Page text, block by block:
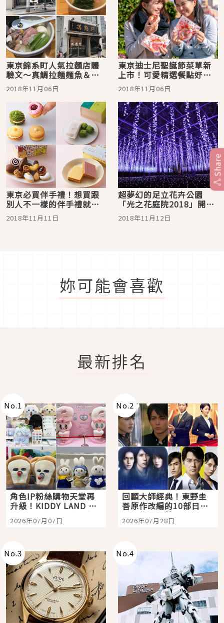
東京錦系町人氣拉麵店體
驗文～真鯛拉麵麵魚＆滿
雞軒你選哪一間
2018年11月06日
東京迪士尼聖誕節菜單新
上市！可愛精選餐點好吃
好拍絕不可錯過
2018年11月06日
東京必買伴手禮！想買跟
別人不一樣的伴手禮就來
日本橋三越百貨本店！
2018年11月11日
超夢幻的足立花卉公園
「光之花庭院2018」開幕
啦！東京近郊最美聖誕節
點燈
2018年11月12日
妳可能會喜歡
最新排名
No.1
角色IP粉絲購物天堂再
升級！KIDDY LAND 原
宿店吉伊卡哇迎客，新
開幕 OMOKADO 店3分
2026年07月07日
No.2
回顧大師經典！東野圭
吾原作改編的10部日本
影視作品推薦
2026年07月28日
No.3 No.4
Share